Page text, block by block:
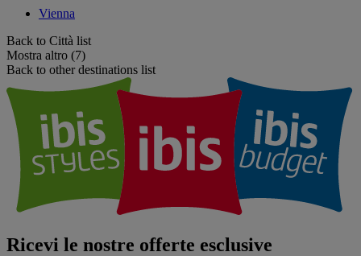
Vienna
Back to Città list
Mostra altro (7)
Back to other destinations list
Ricevi le nostre offerte esclusive